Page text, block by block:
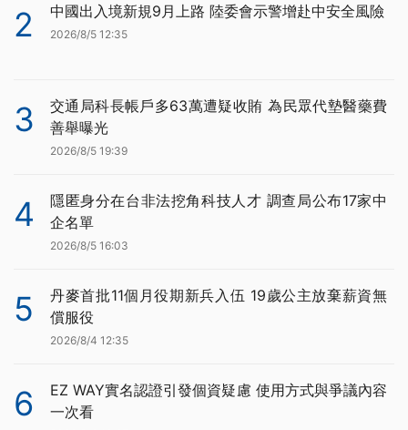
2 中國出入境新規9月上路 陸委會示警增赴中安全風險
2026/8/5 12:35
3
交通局科長帳戶多63萬遭疑收賄 為民眾代墊醫藥費
善舉曝光
2026/8/5 19:39
4
隱匿身分在台非法挖角科技人才 調查局公布17家中
企名單
2026/8/5 16:03
5
丹麥首批11個月役期新兵入伍 19歲公主放棄薪資無
償服役
2026/8/4 12:35
6
EZ WAY實名認證引發個資疑慮 使用方式與爭議內容
一次看